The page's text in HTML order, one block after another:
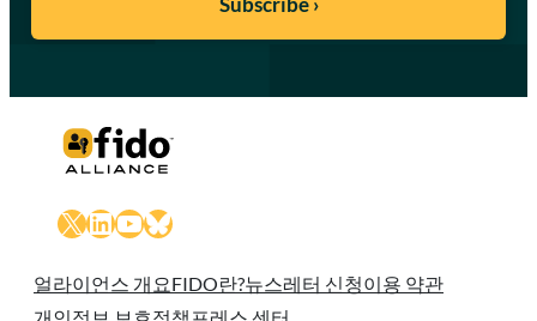
X LinkedIn
YouTube
Bluesky
얼라이언스 개요FIDO란?뉴스레터 신청이용 약관
개인정보 보호정책 프레스 센터